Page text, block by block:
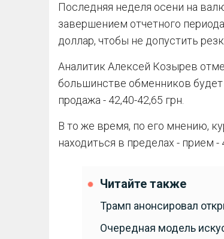
Последняя неделя осени на
завершением отчетного
доллар, чтобы не допустить
Аналитик Алексей Козырев
большинстве обменников будет
продажа - 42,40-42,65 грн.
В то же время, по его мнению,
находиться в пределах - прием -
Читайте также
Трамп анонсировал
Очередная модель